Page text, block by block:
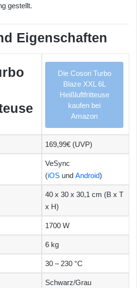
gestellt.
Eigenschaften
Die Cosori Turbo
Blaze XXL 6L
Heißluftfritteuse
kaufen bei
Amazon
169,99€ (UVP)
VeSync
(iOS und Android)
40 x 30 x 30,1 cm (B x T
x H)
1700 W
6 kg
30 – 230 °C
Schwarz/Grau